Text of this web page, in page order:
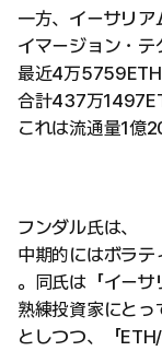
一方、イーサリア
イマージョン・テ
最近4万5759ETH
合計437万
これは流通量1億
フンダル氏は、
中期的にはボラ
。同氏は「イーサ
熟練投資家にとっ
としつつ、「